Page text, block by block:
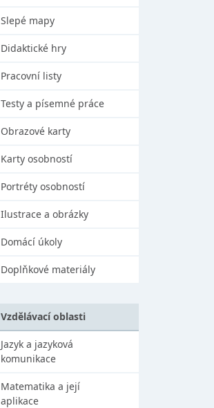
Slepé mapy
Didaktické hry
Pracovní listy
Testy a písemné práce
Obrazové karty
Karty osobností
Portréty osobností
Ilustrace a obrázky
Domácí úkoly
Doplňkové materiály
Vzdělávací oblasti
Jazyk a jazyková
komunikace
Matematika a její
aplikace